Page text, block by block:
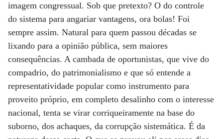
imagem congressual. Sob que pretexto? O do controle
do sistema para angariar vantagens, ora bolas! Foi
sempre assim. Natural para quem passou décadas se
lixando para a opinião pública, sem maiores
consequências. A cambada de oportunistas, que vive do
compadrio, do patrimonialismo e que só entende a
representatividade popular como instrumento para
proveito próprio, em completo desalinho com o interesse
nacional, tenta se virar corriqueiramente na base do
suborno, dos achaques, da corrupção sistemática. É da